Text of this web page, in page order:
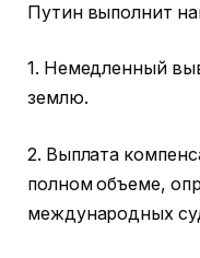
Путин выполнит
1. Немедленный
землю.
2. Выплата
полном объеме,
международных